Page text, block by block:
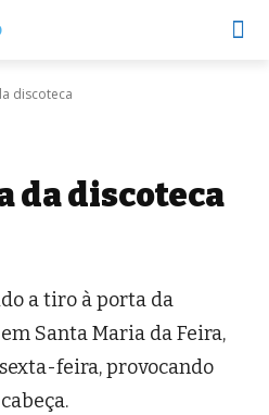
discoteca
da discoteca
a tiro à porta da
Santa Maria da Feira,
feira, provocando